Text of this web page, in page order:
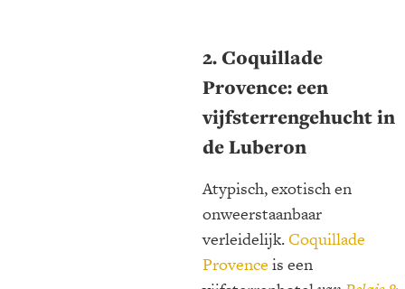
2. Coquillade
Provence: een
vijfsterrengehucht in
de Luberon
Atypisch, exotisch en
onweerstaanbaar
verleidelijk.Coquillade
Provence is een